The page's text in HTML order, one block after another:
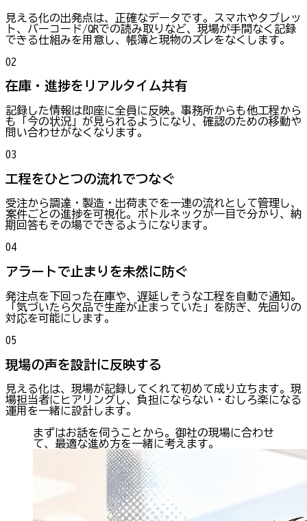
見える化の出発点は、正確なデータです。スマホやタブレッ
ト、バーコード/QRでの読み取りなど、現場が手間なく記録
できる仕組みを用意し、帳簿と現物のズレをなくします。
02
在庫・進捗をリアルタイム共有
記録した情報は即座に全員に反映。事務所からも他工程から
も「今の状況」が見られるようになり、確認のための移動や
問い合わせがなくなります。
03
工程をひとつの流れでつなぐ
受注から調達・製造・出荷までを一連の流れとして管理し、
案件ごとの進捗を可視化。ボトルネックが一目で分かり、納
期回答もその場でできるようになります。
04
アラートで止まりを未然に防ぐ
発注点を下回った在庫や、遅延しそうな工程を自動で通知。
「気づいたら欠品で生産が止まっていた」を防ぎ、先回りの
対応を可能にします。
05
現場の声を設計に反映する
見える化は、現場が記録してくれて初めて成り立ちます。現
場担当者にヒアリングし、負担にならない・むしろ楽になる
運用を一緒に設計します。
まずはお話を伺うことから。御社の現場に合わせ
て、最適な進め方を一緒に考えます。